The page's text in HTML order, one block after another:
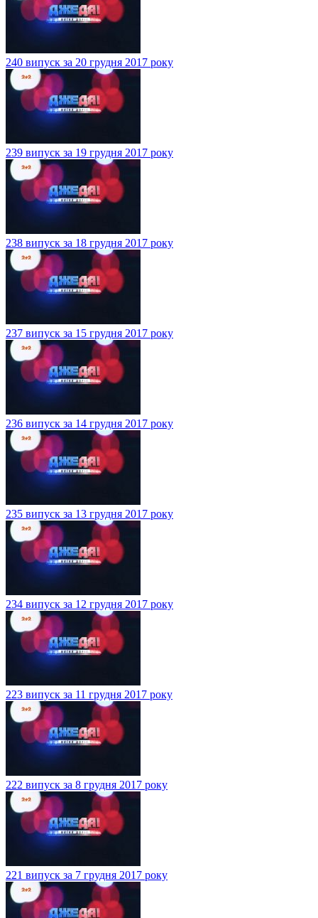
240 випуск за 20 грудня 2017 року
239 випуск за 19 грудня 2017 року
238 випуск за 18 грудня 2017 року
237 випуск за 15 грудня 2017 року
236 випуск за 14 грудня 2017 року
235 випуск за 13 грудня 2017 року
234 випуск за 12 грудня 2017 року
223 випуск за 11 грудня 2017 року
222 випуск за 8 грудня 2017 року
221 випуск за 7 грудня 2017 року